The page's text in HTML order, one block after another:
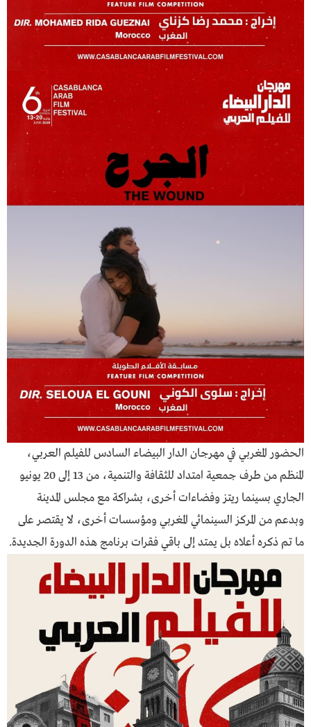
الحضور المغربي في مهرجان الدار البيضاء السادس للفيلم العربي،
المنظم من طرف جمعية امتداد للثقافة والتنمية، من 13 إلى 20 يونيو
الجاري بسينما ريتز وفضاءات أخرى، بشراكة مع مجلس المدينة
وبدعم من المركز السينمائي المغربي ومؤسسات أخرى، لا يقتصر على
ما تم ذكره أعلاه بل يمتد إلى باقي فقرات برنامج هذه الدورة الجديدة.